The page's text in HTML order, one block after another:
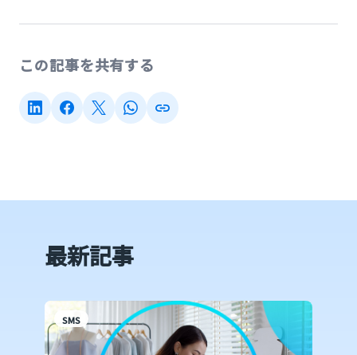
この記事を共有する
最新記事
SMS